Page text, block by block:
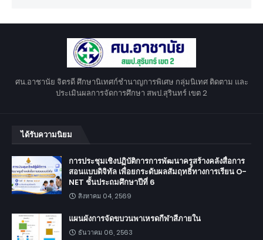
ศน.อาชานัย จิตรดี ศึกษานิเทศก์ชำนาญการพิเศษ กลุ่มนิเทศ ติดตาม และ
ประเมินผลการจัดการศึกษา สพป.สุรินทร์ เขต 2
ได้รับความนิยม
การประชุมเชิงปฏิบัติการการพัฒนาครูสร้างคลังสื่อการ
สอนแบบดิจิทัล เพื่อยกระดับผลสัมฤทธิ์ทางการเรียน O-
NET ชั้นประถมศึกษาปีที่ 6
สิงหาคม 04, 2569
แผนผังการจัดขบวนพาเหรดกีฬาสีภายใน
ธันวาคม 06, 2563